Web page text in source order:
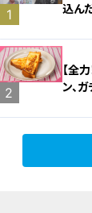
1
込ん
０話
2
【全
ン、